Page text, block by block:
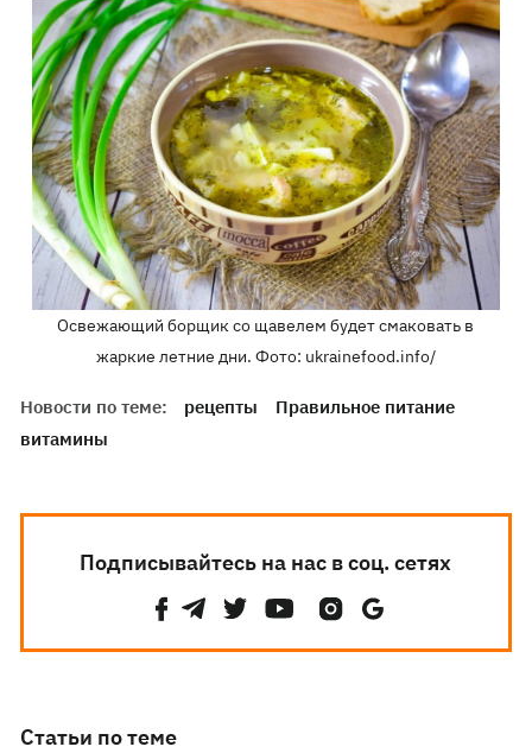
Освежающий борщик со щавелем будет смаковать в
жаркие летние дни. Фото: ukrainefood.info/
Новости по теме: рецепты
Правильное питание
витамины
Подписывайтесь на нас в соц. сетях
Статьи по теме